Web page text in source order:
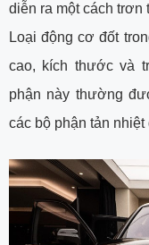
diễn ra một cách trơn
Loại động cơ đốt
cao, kích thước và
phận này thường
các bộ phận tản nhiệt